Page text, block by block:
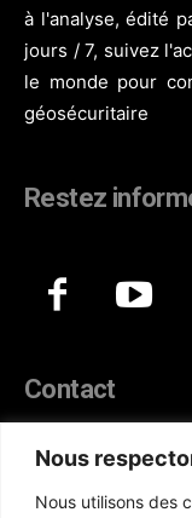
Nous
Nous utilisons des
à l'analyse, édité
jours / 7, suivez
le monde pour
géosécuritaire
Restez
Contact
Téléphone :(+221)
WhatsApp : (+33)